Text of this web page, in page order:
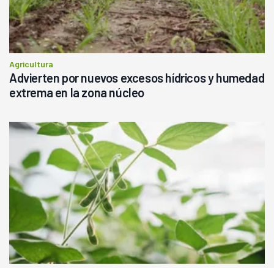
Agricultura
Advierten por nuevos excesos hídricos y humedad
extrema en la zona núcleo